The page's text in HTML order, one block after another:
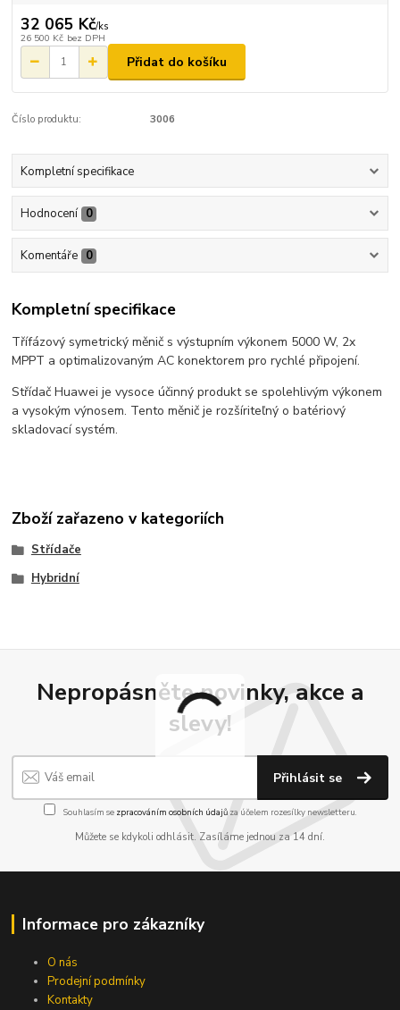
32 065 Kč/ks
26 500 Kč bez DPH
Přidat do košíku
Číslo produktu: 3006
Kompletní specifikace
Hodnocení 0
Komentáře 0
Kompletní specifikace
Třífázový symetrický měnič s výstupním výkonem 5000 W, 2x
MPPT a optimalizovaným AC konektorem pro rychlé připojení.
Střídač Huawei je vysoce účinný produkt se spolehlivým výkonem
a vysokým výnosem. Tento měnič je rozšíriteľný o batériový
skladovací systém.
Zboží zařazeno v kategoriích
Střídače
Hybridní
Nepropásněte novinky, akce a
slevy!
Přihlásit se
Souhlasím se zpracováním osobních údajůza účelem rozesílky newsletteru.
Můžete se kdykoli odhlásit. Zasíláme jednou za 14 dní.
Informace pro zákazníky
O nás
Prodejní podmínky
Kontakty